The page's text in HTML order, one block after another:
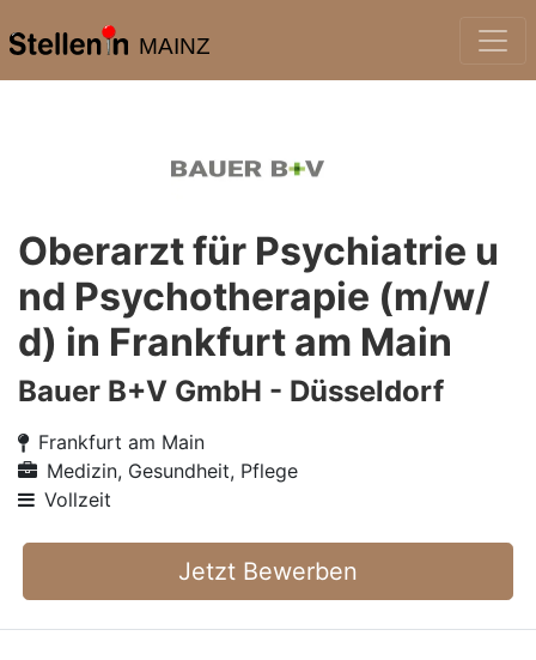
MAINZ
Oberarzt für Psychiatrie u
nd Psychotherapie (m/w/
d) in Frankfurt am Main
Bauer B+V GmbH - Düsseldorf
Frankfurt am Main
Medizin, Gesundheit, Pflege
Vollzeit
Jetzt Bewerben